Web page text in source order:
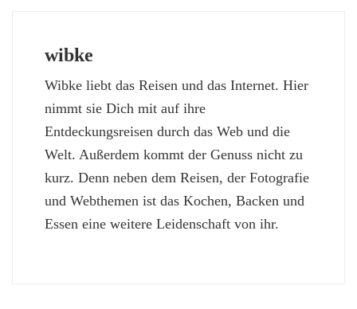
wibke
Wibke liebt das Reisen und das Internet. Hier
nimmt sie Dich mit auf ihre
Entdeckungsreisen durch das Web und die
Welt. Außerdem kommt der Genuss nicht zu
kurz. Denn neben dem Reisen, der Fotografie
und Webthemen ist das Kochen, Backen und
Essen eine weitere Leidenschaft von ihr.